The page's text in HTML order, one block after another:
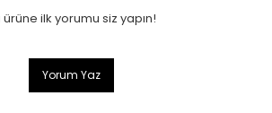
ürüne ilk yorumu siz yapın!
Yorum Yaz